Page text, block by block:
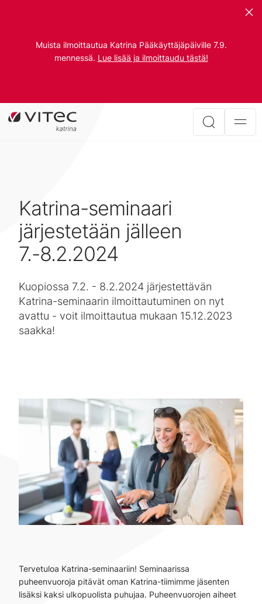
Muista ilmoittautua Katrina Pääkäyttäjäpäiville 7.9.
mennessä. Lue lisää ja ilmoittaudu tästä!
Katrina-seminaari
järjestetään jälleen
7.-8.2.2024
Kuopiossa 7.2. - 8.2.2024 järjestettävän
Katrina-seminaarin ilmoittautuminen on nyt
avattu - voit ilmoittautua mukaan 15.12.2023
saakka!
Tervetuloa Katrina-seminaariin! Seminaarissa
puheenvuoroja pitävät oman Katrina-tiimimme jäsenten
lisäksi kaksi ulkopuolista puhujaa. Puheenvuorojen aiheet